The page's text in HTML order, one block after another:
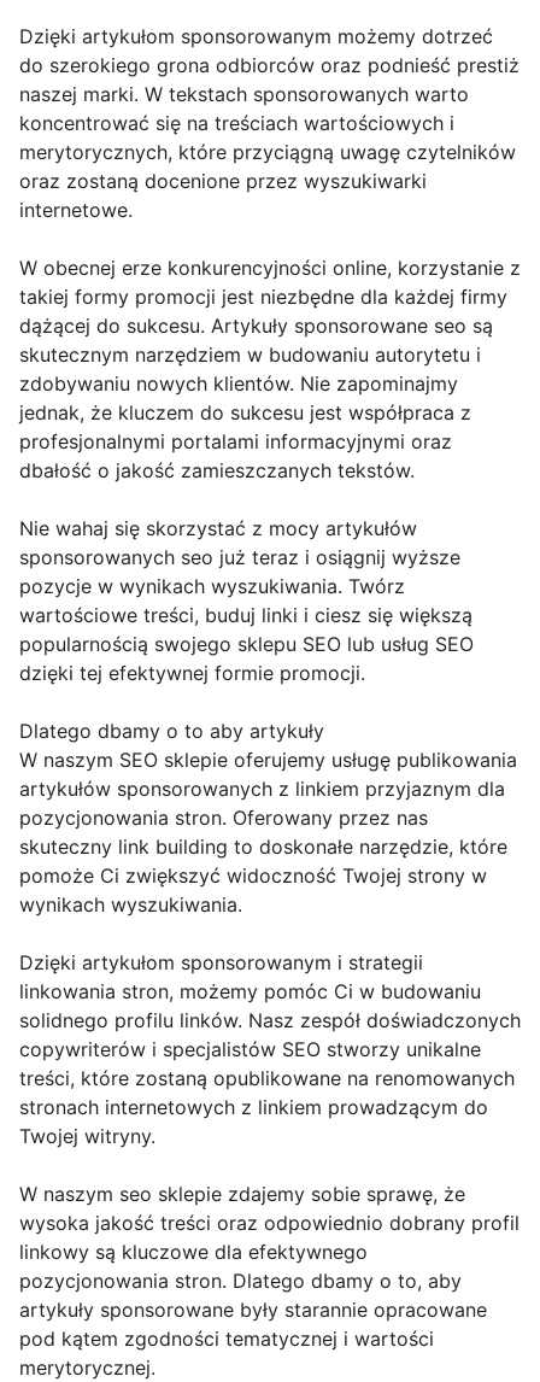
Dzięki artykułom sponsorowanym możemy dotrzeć
do szerokiego grona odbiorców oraz podnieść prestiż
naszej marki. W tekstach sponsorowanych warto
koncentrować się na treściach wartościowych i
merytorycznych, które przyciągną uwagę czytelników
oraz zostaną docenione przez wyszukiwarki
internetowe.
W obecnej erze konkurencyjności online, korzystanie z
takiej formy promocji jest niezbędne dla każdej firmy
dążącej do sukcesu. Artykuły sponsorowane seo są
skutecznym narzędziem w budowaniu autorytetu i
zdobywaniu nowych klientów. Nie zapominajmy
jednak, że kluczem do sukcesu jest współpraca z
profesjonalnymi portalami informacyjnymi oraz
dbałość o jakość zamieszczanych tekstów.
Nie wahaj się skorzystać z mocy artykułów
sponsorowanych seo już teraz i osiągnij wyższe
pozycje w wynikach wyszukiwania. Twórz
wartościowe treści, buduj linki i ciesz się większą
popularnością swojego sklepu SEO lub usług SEO
dzięki tej efektywnej formie promocji.
Dlatego dbamy o to aby artykuły
W naszym SEO sklepie oferujemy usługę publikowania
artykułów sponsorowanych z linkiem przyjaznym dla
pozycjonowania stron. Oferowany przez nas
skuteczny link building to doskonałe narzędzie, które
pomoże Ci zwiększyć widoczność Twojej strony w
wynikach wyszukiwania.
Dzięki artykułom sponsorowanym i strategii
linkowania stron, możemy pomóc Ci w budowaniu
solidnego profilu linków. Nasz zespół doświadczonych
copywriterów i specjalistów SEO stworzy unikalne
treści, które zostaną opublikowane na renomowanych
stronach internetowych z linkiem prowadzącym do
Twojej witryny.
W naszym seo sklepie zdajemy sobie sprawę, że
wysoka jakość treści oraz odpowiednio dobrany profil
linkowy są kluczowe dla efektywnego
pozycjonowania stron. Dlatego dbamy o to, aby
artykuły sponsorowane były starannie opracowane
pod kątem zgodności tematycznej i wartości
merytorycznej.